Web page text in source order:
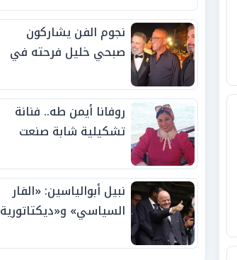
نجوم الفن يشاركون
صبحي خليل فرحته في
روفانا أيمن طه.. فنانة
تشكيلية شابة صنعت
الجوائز منذ الصغر
نبيل أبوالياسين: «الفار
السياسي» و«ديكتاتورية
الفيفا».. وإقالة